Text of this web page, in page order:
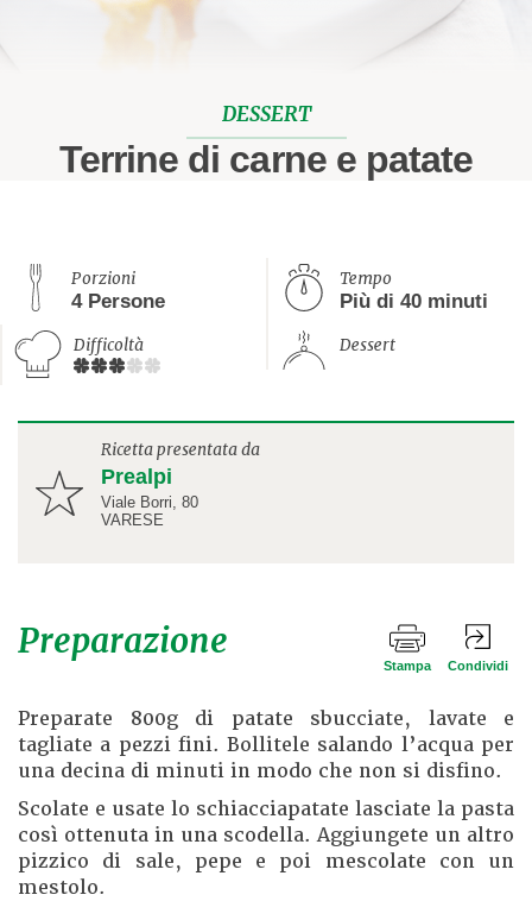
DESSERT
Terrine di carne e patate
Porzioni
4 Persone
Tempo
Più di 40 minuti
Difficoltà Dessert
Ricetta presentata da
Prealpi
Viale Borri, 80
VARESE
Preparazione
Stampa Condividi
Preparate 800g di patate sbucciate, lavate e
tagliate a pezzi fini. Bollitele salando l’acqua per
una decina di minuti in modo che non si disfino.
Scolate e usate lo schiacciapatate lasciate la pasta
così ottenuta in una scodella. Aggiungete un altro
pizzico di sale, pepe e poi mescolate con un
mestolo.